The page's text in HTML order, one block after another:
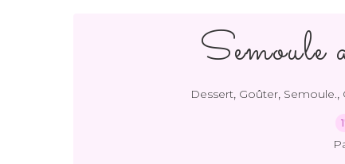
Semoule
Dessert, Goûter, Semoule.,